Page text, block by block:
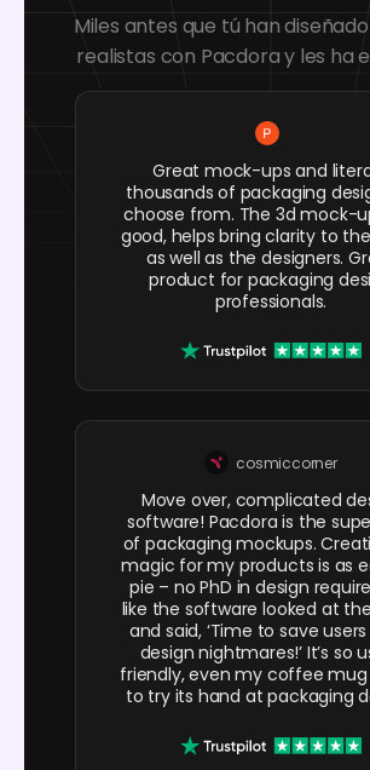
Miles antes que tú han
realistas con Pacdora y les ha
Great mock-ups and
thousands of packaging
choose from. The 3d mock-
good, helps bring clarity to
as well as the designers.
product for packaging
professionals.
cosmiccorner
Move over, complicated
software! Pacdora is the
of packaging mockups.
magic for my products is as
pie – no PhD in design
like the software looked at
and said, ‘Time to save
design nightmares!’ It’s so
friendly, even my coffee
to try its hand at packaging